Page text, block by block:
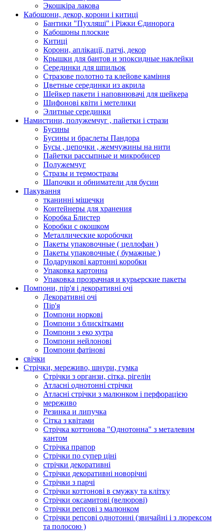
Экошкiра лакова
Кабошони, декор, корони і китиці
Бантики "Пухляші" і Ріжки Єдинорога
Кабошоны плоские
Китиці
Корони, аплікації, патчі, декор
Крышки для бантов и эпоксидные наклейки
Серединки для шпильок
Стразове полотно та клейове каміння
Цветные серединки из акрила
Шейкер пакети і наповнювачі для шейкера
Шифонові квіти і метелики
Элитные серединки
Намистини, полужемчуг , пайетки і стрази
Бусины
Бусины и браслеты Пандора
Бусы , цепочки , жемчужины на нити
Пайетки рассыпные и микробисер
Полужемчуг
Стразы и термостразы
Шапочки и обниматели для бусин
Пакування
тканинні мішечки
Контейнеры для хранения
Коробка Блистер
Коробки с окошком
Металлические коробочки
Пакеты упаковочные ( целлофан )
Пакеты упаковочные ( бумажные )
Подарункові картонні коробки
Упаковка картонна
Упаковка прозрачная и курьерские пакеты
Помпони, пір'я і декоративні очі
Декоративні очі
Пір'я
Помпони норкові
Помпони з блискітками
Помпони з еко хутра
Помпони нейлонові
Помпони фатінові
свічки
Стрічки, мереживо, шнури, гумка
Стрічки з органзи, сітка, рігелін
Атласні однотонні стрічки
Атласні стрічки з малюнком і перфорацією
мереживо
Резинка и липучка
Сітка з квітами
Стрічка коттонова "Однотонна" з металевим
кантом
Стрічка прапор
Стрічки по супер ціні
стрічки декоративні
Стрічки декоративні новорічні
Стрічки з парчі
Стрічки коттонові в смужку та клітку
Стрічки оксамитові (велюрові)
Стрічки репсові з малюнком
Стрічки репсові однотонні (звичайні і з люрексом
та полосою )